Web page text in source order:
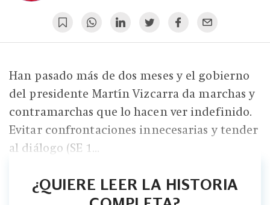
Han pasado más de dos meses y el gobierno
del presidente Martín Vizcarra da marchas y
contramarchas que lo hacen ver indefinido.
Evitar confrontaciones innecesarias y tender
al diálogo (SE 1...
¿QUIERE LEER LA HISTORIA